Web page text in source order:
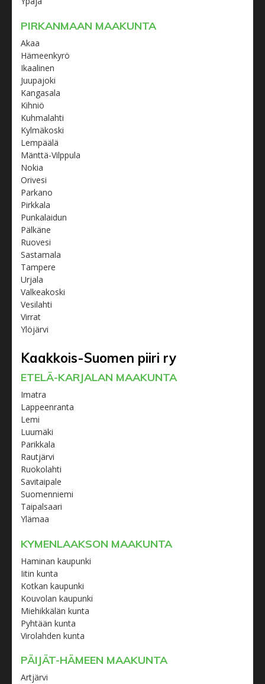
PIRKANMAAN MAAKUNTA
Akaa
Hämeenkyrö
Ikaalinen
Juupajoki
Kangasala
Kihniö
Kuhmalahti
Kylmäkoski
Lempäälä
Mänttä-Vilppula
Nokia
Orivesi
Parkano
Pirkkala
Punkalaidun
Pälkäne
Ruovesi
Sastamala
Tampere
Urjala
Valkeakoski
Vesilahti
Virrat
Ylöjärvi
Kaakkois-Suomen piiri ry
ETELÄ-KARJALAN MAAKUNTA
Imatra
Lappeenranta
Lemi
Luumäki
Parikkala
Rautjärvi
Ruokolahti
Savitaipale
Suomenniemi
Taipalsaari
Ylämaa
KYMENLAAKSON MAAKUNTA
Haminan kaupunki
Iitin kunta
Kotkan kaupunki
Kouvolan kaupunki
Miehikkälän kunta
Pyhtään kunta
Virolahden kunta
PÄIJÄT-HÄMEEN MAAKUNTA
Artjärvi